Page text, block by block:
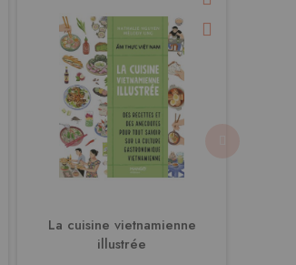
La cuisine vietnamienne
illustrée